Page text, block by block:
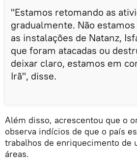
"Estamos retomando as
gradualmente. Não
as instalações de Natanz,
que foram atacadas ou
deixar claro, estamos em
Irã", disse.
Além disso, acrescentou que o
observa indícios de que o país
trabalhos de enriquecimento de
áreas.